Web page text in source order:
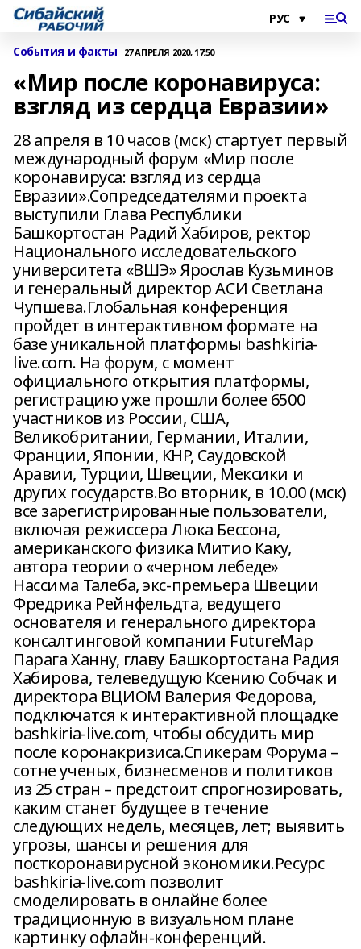
События и факты 27 АПРЕЛЯ 2020, 17:50
«Мир после коронавируса:
взгляд из сердца Евразии»
28 апреля в 10 часов (мск) стартует первый
международный форум «Мир после
коронавируса: взгляд из сердца
Евразии».Сопредседателями проекта
выступили Глава Республики
Башкортостан Радий Хабиров, ректор
Национального исследовательского
университета «ВШЭ» Ярослав Кузьминов
и генеральный директор АСИ Светлана
Чупшева.Глобальная конференция
пройдет в интерактивном формате на
базе уникальной платформы bashkiria-
live.com. На форум, с момент
официального открытия платформы,
регистрацию уже прошли более 6500
участников из России, США,
Великобритании, Германии, Италии,
Франции, Японии, КНР, Саудовской
Аравии, Турции, Швеции, Мексики и
других государств.Во вторник, в 10.00 (мск)
все зарегистрированные пользователи,
включая режиссера Люка Бессона,
американского физика Митио Каку,
автора теории о «черном лебеде»
Нассима Талеба, экс-премьера Швеции
Фредрика Рейнфельдта, ведущего
основателя и генерального директора
консалтинговой компании FutureMap
Парага Ханну, главу Башкортостана Радия
Хабирова, телеведущую Ксению Собчак и
директора ВЦИОМ Валерия Федорова,
подключатся к интерактивной площадке
bashkiria-live.com, чтобы обсудить мир
после коронакризиса.Спикерам Форума –
сотне ученых, бизнесменов и политиков
из 25 стран – предстоит спрогнозировать,
каким станет будущее в течение
следующих недель, месяцев, лет; выявить
угрозы, шансы и решения для
посткоронавирусной экономики.Ресурс
bashkiria-live.com позволит
смоделировать в онлайне более
традиционную в визуальном плане
картинку офлайн-конференций.